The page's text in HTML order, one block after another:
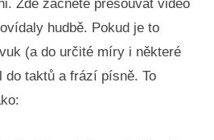
Zde začnete přesouvat video
hudbě. Pokud je to
(a do určité míry i některé
taktů a frází písně. To